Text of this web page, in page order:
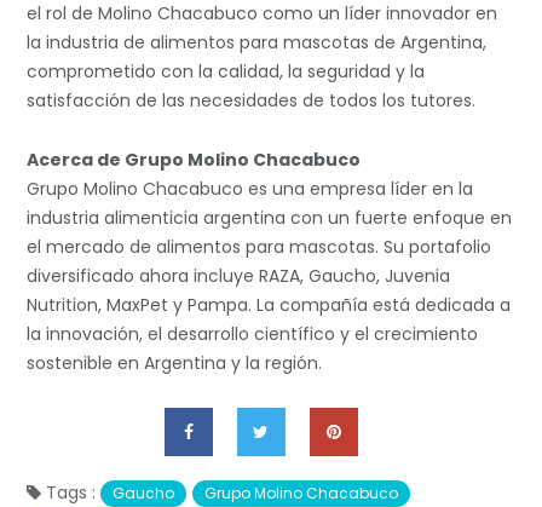
el rol de Molino Chacabuco como un líder innovador en
la industria de alimentos para mascotas de Argentina,
comprometido con la calidad, la seguridad y la
satisfacción de las necesidades de todos los tutores.
Acerca de Grupo Molino Chacabuco
Grupo Molino Chacabuco es una empresa líder en la
industria alimenticia argentina con un fuerte enfoque en
el mercado de alimentos para mascotas. Su portafolio
diversificado ahora incluye RAZA, Gaucho, Juvenia
Nutrition, MaxPet y Pampa. La compañía está dedicada a
la innovación, el desarrollo científico y el crecimiento
sostenible en Argentina y la región.
Tags : Gaucho
Grupo Molino Chacabuco